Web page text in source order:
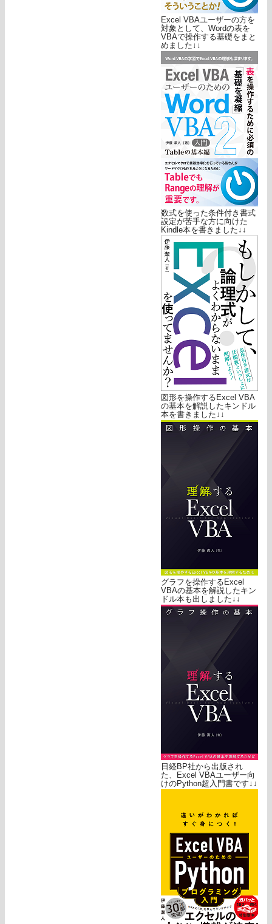
Excel VBAユーザーの方を
対象として、Wordの表を
VBAで操作する基礎をまと
めました↓↓
数式を使った条件付き書式
設定が苦手な方に向けた
Kindle本を書きました↓↓
図形を操作するExcel VBA
の基本を解説したキンドル
本を書きました↓↓
グラフを操作するExcel
VBAの基本を解説したキン
ドル本も出しました↓↓
日経BP社から出版され
た、Excel VBAユーザー向
けのPython超入門書です↓↓